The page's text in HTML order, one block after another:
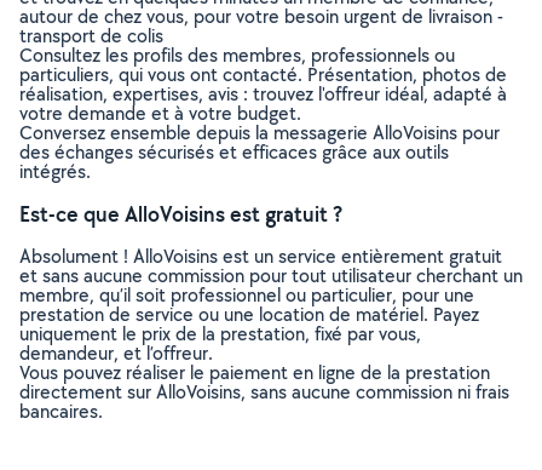
autour de chez vous, pour votre besoin urgent de livraison -
transport de colis
Consultez les profils des membres, professionnels ou
particuliers, qui vous ont contacté. Présentation, photos de
réalisation, expertises, avis : trouvez l'offreur idéal, adapté à
votre demande et à votre budget.
Conversez ensemble depuis la messagerie AlloVoisins pour
des échanges sécurisés et efficaces grâce aux outils
intégrés.
Est-ce que AlloVoisins est gratuit ?
Absolument ! AlloVoisins est un service entièrement gratuit
et sans aucune commission pour tout utilisateur cherchant un
membre, qu’il soit professionnel ou particulier, pour une
prestation de service ou une location de matériel. Payez
uniquement le prix de la prestation, fixé par vous,
demandeur, et l’offreur.
Vous pouvez réaliser le paiement en ligne de la prestation
directement sur AlloVoisins, sans aucune commission ni frais
bancaires.